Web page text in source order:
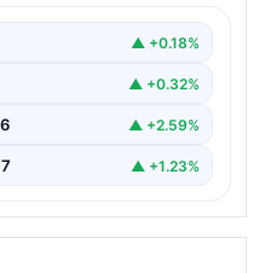
"content": "Son dönemde
▲ +0.18%
▲ +0.32%
▲ +2.59%
▲ +1.23%